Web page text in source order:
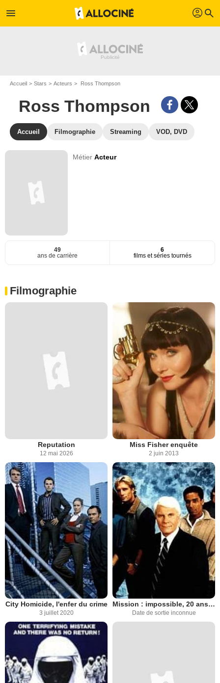
menu profil search
Accueil Stars Acteurs Ross Thompson
Ross Thompson
Accueil Filmographie Streaming VOD, DVD
MétierActeur
49
ans de carrière
6
films et séries tournés
Filmographie
Reputation
12 mai 2026
Miss Fisher enquête
2 juin 2013
City Homicide, l'enfer du crime
3 juillet 2020
Mission : impossible, 20 ans après
Date de sortie inconnue